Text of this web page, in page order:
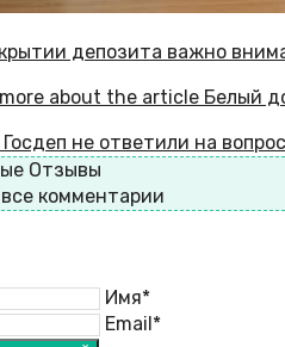
депозита важно
не ответили на
Отзывы
комментарии
Имя*
Email*